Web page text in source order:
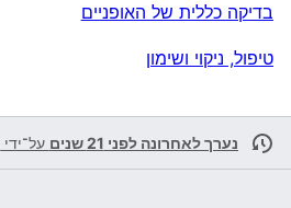
בדיקה כללית של האופניים
טיפול, ניקוי ושימון
נערך לאחרונה לפני 21 שנים על־ידי